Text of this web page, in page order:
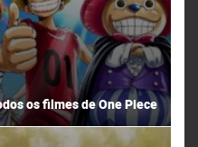
os filmes de One Piece